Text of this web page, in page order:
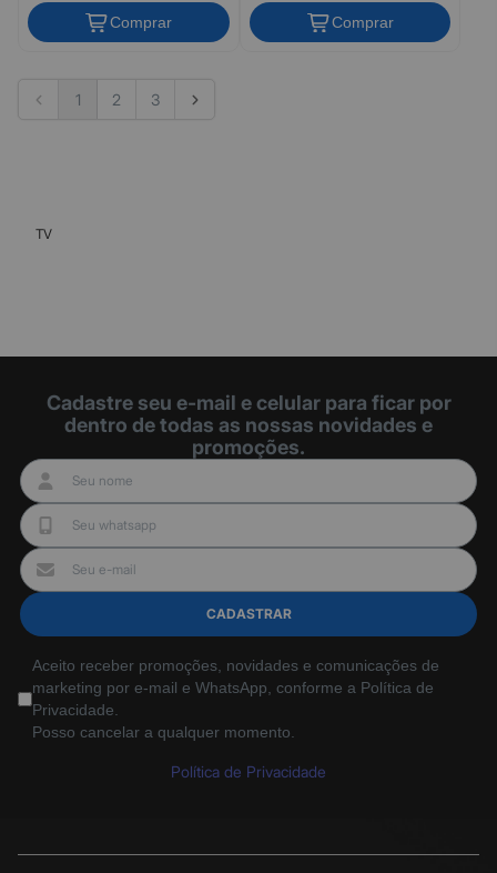
Comprar Comprar
1 2 3
TV
Cadastre seu e-mail e celular para ficar por
dentro de todas as nossas novidades e
promoções.
CADASTRAR
Aceito receber promoções, novidades e comunicações de
marketing por e-mail e WhatsApp, conforme a Política de
Privacidade.
Posso cancelar a qualquer momento.
Política de Privacidade